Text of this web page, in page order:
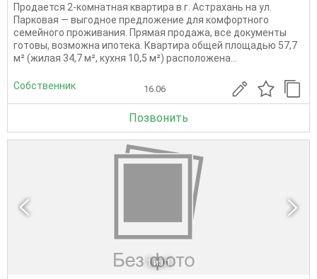
Продается 2-комнатная квартира в г. Астрахань на ул.
Парковая — выгодное предложение для комфортного
семейного проживания. Прямая продажа, все документы
готовы, возможна ипотека. Квартира общей площадью 57,7
м² (жилая 34,7 м², кухня 10,5 м²) расположена...
Собственник 16.06
Позвонить
1 из 1